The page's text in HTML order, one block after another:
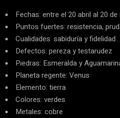
Fechas: entre el 20 abril al 20
Puntos fuertes: resistencia,
Cualidades: sabiduría y fidelidad
Defectos: pereza y testarudez
Piedras: Esmeralda y
Planeta regente: Venus
Elemento: tierra
Colores: verdes
Metales: cobre